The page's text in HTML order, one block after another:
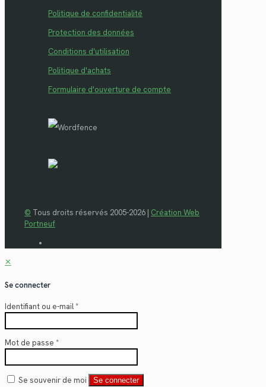
Politique de confidentialité
Protection des données
Conditions d'utilisation
Politique d'achats
Formulaire d'ouverture de compte
© Tous droits réservés 2005-2026 | Création Web
Portneuf
✕
Se connecter
Identifiant ou e-mail*
Mot de passe *
Se souvenir de moi Se connecter